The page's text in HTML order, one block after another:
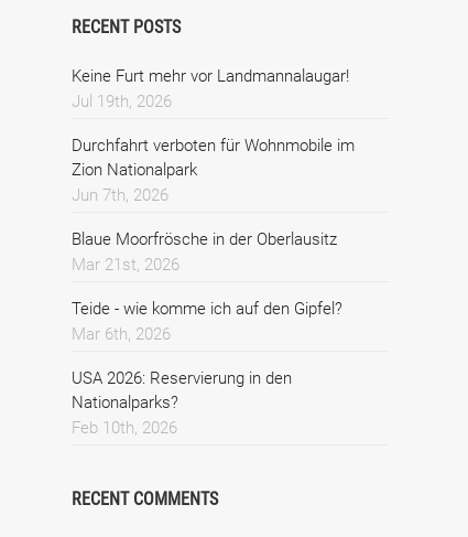
RECENT POSTS
Keine Furt mehr vor Landmannalaugar!
Jul 19th, 2026
Durchfahrt verboten für Wohnmobile im
Zion Nationalpark
Jun 7th, 2026
Blaue Moorfrösche in der Oberlausitz
Mar 21st, 2026
Teide - wie komme ich auf den Gipfel?
Mar 6th, 2026
USA 2026: Reservierung in den
Nationalparks?
Feb 10th, 2026
RECENT COMMENTS